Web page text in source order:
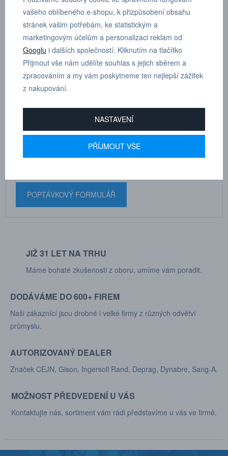
Materiál: Hliník
Pro desku s: vnitřním závitem
MARTIN
DRHOLEC
technické poradenství
POPTÁVKOVÝ FORMULÁŘ
JIŽ 31 LET NA TRHU
Máme bohaté zkušenosti z oboru, umíme vám poradit.
DODÁVÁME DO 600+ FIREM
Naši zákaznící jsou drobné i velké firmy z různých odvětví
průmyslu.
AUTORIZOVANÝ DEALER
Značek CEJN, Gison, Ingersoll Rand, Deprag, Dynabre, Sang-A.
MOŽNOST PŘEDVEDENÍ U VÁS
Kontaktujte nás, sortiment vám rádi představíme u vás ve firmě.
vašeho oblíbeného e-shopu, k přizpůsobení obsahu
stránek vašim potřebám, ke statistickým a
marketingovým účelům a personalizaci reklam od
Googlu i dalších společností. Kliknutím na tlačítko
Přijmout vše nám udělíte souhlas s jejich sběrem a
zpracováním a my vám poskytneme ten nejlepší zážitek
z nakupování.
NASTAVENÍ
PŘÍJMOUT VŠE